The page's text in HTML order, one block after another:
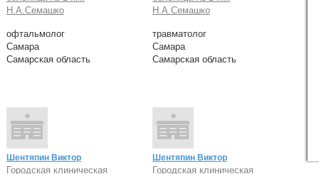
Н.А.Семашко
офтальмолог
Самара
Самарская область
Н.А.Семашко
травматолог
Самара
Самарская область
Шентяпин Виктор
Городская клиническая
Шентяпин Виктор
Городская клиническая